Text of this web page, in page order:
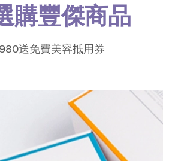
購豐傑商品
送免費美容抵用券